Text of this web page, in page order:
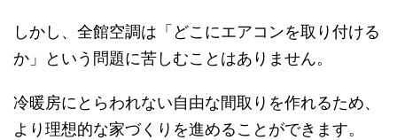
しかし、全館空調は「どこにエアコンを取り付ける
か」という問題に苦しむことはありません。
冷暖房にとらわれない自由な間取りを作れるため、
より理想的な家づくりを進めることができます。